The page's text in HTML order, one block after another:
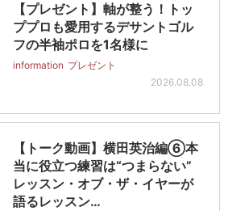
【プレゼント】軸が整う！トッ
ププロも愛用するデサントゴル
フの半袖ポロを1名様に
information プレゼント
2026.08.08
【トーク動画】横田英治編⑥本
当に役立つ練習は“つまらない”
レッスン・オブ・ザ・イヤーが
語るレッスン…